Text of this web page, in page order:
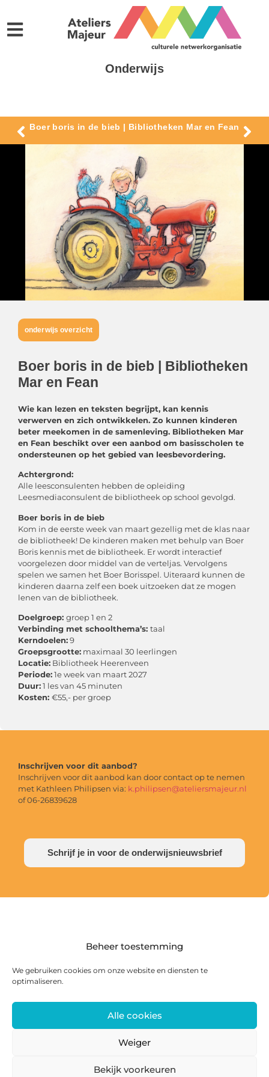
Beheer toestemming
We gebruiken cookies om onze website en diensten te
optimaliseren.
Alle cookies
Weiger
Bekijk voorkeuren
Onderwijs
Boer boris in de bieb | Bibliotheken Mar en Fean
onderwijs overzicht
Boer boris in de bieb | Bibliotheken
Mar en Fean
Wie kan lezen en teksten begrijpt, kan kennis
verwerven en zich ontwikkelen. Zo kunnen kinderen
beter meekomen in de samenleving. Bibliotheken Mar
en Fean beschikt over een aanbod om basisscholen te
ondersteunen op het gebied van leesbevordering.
Achtergrond:
Alle leesconsulenten hebben de opleiding
Leesmediaconsulent de bibliotheek op school gevolgd.
Boer boris in de bieb
Kom in de eerste week van maart gezellig met de klas naar
de bibliotheek! De kinderen maken met behulp van Boer
Boris kennis met de bibliotheek. Er wordt interactief
voorgelezen door middel van de verteljas. Vervolgens
spelen we samen het Boer Borisspel. Uiteraard kunnen de
kinderen daarna zelf een boek uitzoeken dat ze mogen
lenen van de bibliotheek.
Doelgroep: groep 1 en 2
Verbinding met schoolthema’s: taal
Kerndoelen:9
Groepsgrootte: maximaal 30 leerlingen
Locatie: Bibliotheek Heerenveen
Periode:1e week van maart 2027
Duur:1 les van 45 minuten
Kosten: €55,- per groep
Inschrijven voor dit aanbod?
Inschrijven voor dit aanbod kan door contact op te nemen
met Kathleen Philipsen via: k.philipsen@ateliersmajeur.nl
of 06-26839628
Schrijf je in voor de onderwijsnieuwsbrief
Postadres: Postbus 285, 8440 AG Heerenveen |
Bezoekadres: Zwanedrift 2, 8446 KS Heerenveen
0513 468 158 | info@ateliersmajeur.nl